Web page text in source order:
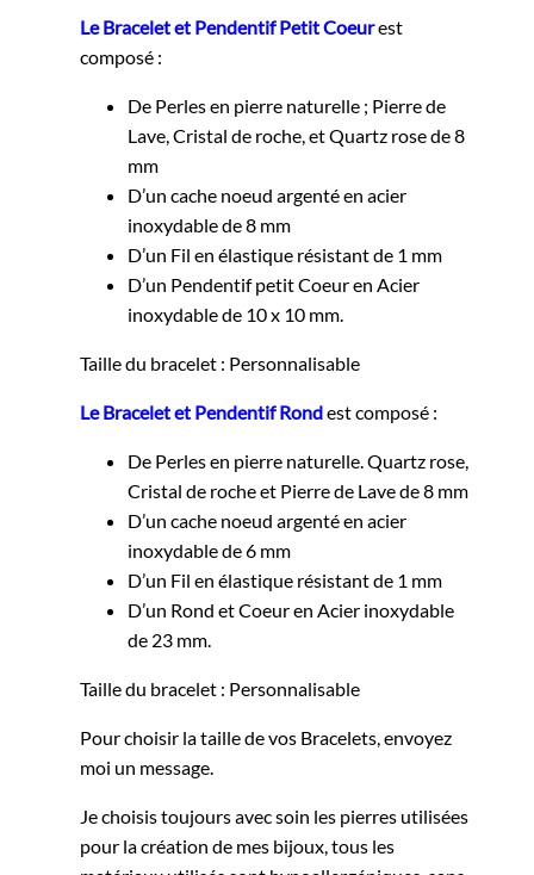
Le Bracelet et Pendentif Petit Coeurest
composé :
De Perles en pierre naturelle ; Pierre de
Lave, Cristal de roche, et Quartz rose de 8
mm
D’un cache noeud argenté en acier
inoxydable de 8 mm
D’un Fil en élastique résistant de 1 mm
D’un Pendentif petit Coeur en Acier
inoxydable de 10 x 10 mm.
Taille du bracelet : Personnalisable
Le Bracelet et Pendentif Rondest composé :
De Perles en pierre naturelle. Quartz rose,
Cristal de roche et Pierre de Lave de 8 mm
D’un cache noeud argenté en acier
inoxydable de 6 mm
D’un Fil en élastique résistant de 1 mm
D’un Rond et Coeur en Acier inoxydable
de 23 mm.
Taille du bracelet : Personnalisable
Pour choisir la taille de vos Bracelets, envoyez
moi un message.
Je choisis toujours avec soin les pierres utilisées
pour la création de mes bijoux, tous les